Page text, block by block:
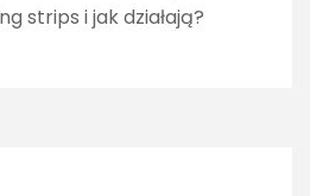
strips i jak działają?